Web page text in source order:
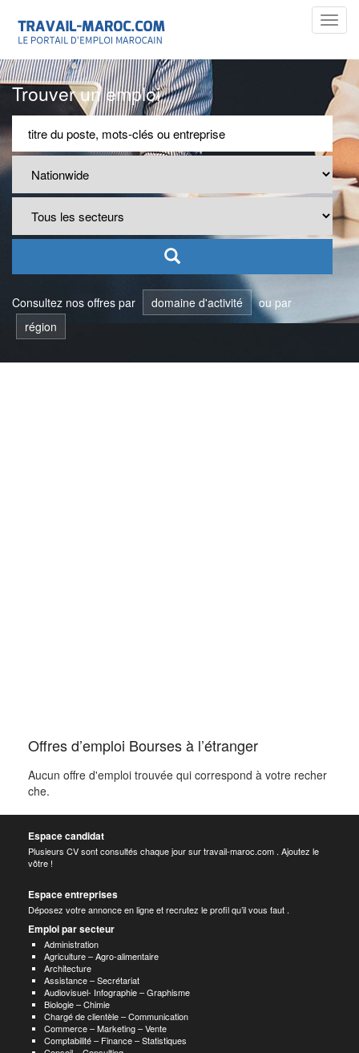
Trouver un emploi
Consultez nos offres par domaine d'activité
ou par
région
Offres d’emploi Bourses à l’étranger
Aucun offre d'emploi trouvée qui correspond à votre recher
che.
Espace candidat
Plusieurs CV sont consultés chaque jour sur travail-maroc.com . Ajoutez le
vôtre !
Espace entreprises
Déposez votre annonce en ligne et recrutez le profil qu’il vous faut .
Emploi par secteur
Administration
Agriculture – Agro-alimentaire
Architecture
Assistance – Secrétariat
Audiovisuel- Infographie – Graphisme
Biologie – Chimie
Chargé de clientèle – Communication
Commerce – Marketing – Vente
Comptabilité – Finance – Statistiques